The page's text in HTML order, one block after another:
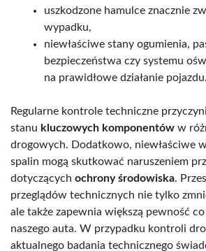
uszkodzone hamulce znacznie
wypadku,
niewłaściwe stany ogumienia,
bezpieczeństwa czy systemu
na prawidłowe działanie pojazdu.
Regularne kontrole techniczne
stanu kluczowych komponentów w
drogowych. Dodatkowo, niewłaściwe
spalin mogą skutkować naruszeniem
dotyczących ochrony środowiska.
przeglądów technicznych nie tylko
ale także zapewnia większą pewność
naszego auta. W przypadku kontroli
aktualnego badania technicznego